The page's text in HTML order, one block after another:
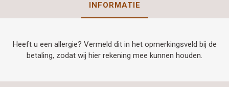
INFORMATIE
Heeft u een allergie? Vermeld dit in het opmerkingsveld bij de
betaling, zodat wij hier rekening mee kunnen houden.